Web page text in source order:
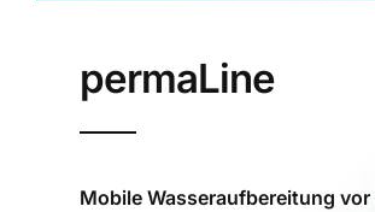
permaLine
Mobile Wasseraufbereitung vor